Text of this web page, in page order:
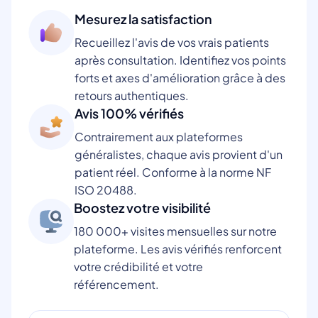
Mesurez la satisfaction
Recueillez l'avis de vos vrais patients
après consultation. Identifiez vos points
forts et axes d'amélioration grâce à des
retours authentiques.
Avis 100% vérifiés
Contrairement aux plateformes
généralistes, chaque avis provient d'un
patient réel. Conforme à la norme NF
ISO 20488.
Boostez votre visibilité
180 000+ visites mensuelles sur notre
plateforme. Les avis vérifiés renforcent
votre crédibilité et votre
référencement.